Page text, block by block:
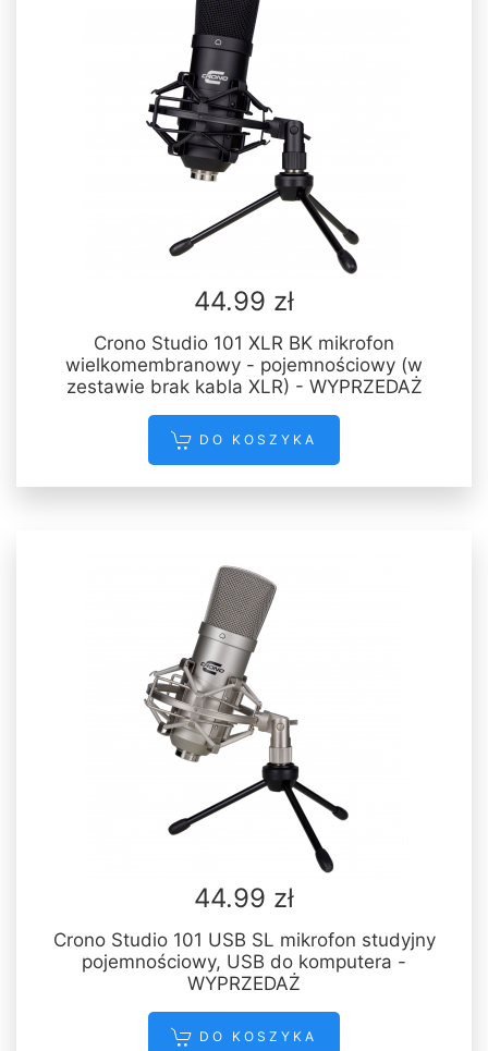
44.99 zł
Crono Studio 101 XLR BK mikrofon
wielkomembranowy - pojemnościowy (w
zestawie brak kabla XLR) - WYPRZEDAŻ
DO KOSZYKA
44.99 zł
Crono Studio 101 USB SL mikrofon studyjny
pojemnościowy, USB do komputera -
WYPRZEDAŻ
DO KOSZYKA